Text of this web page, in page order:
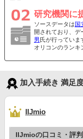
研究機関に
ソースデータは 国
開されており、デ
男 氏が行っていま
オリコンのランキ
加入手続き 満足
IIJmio
IIJmioの口コミ・評判